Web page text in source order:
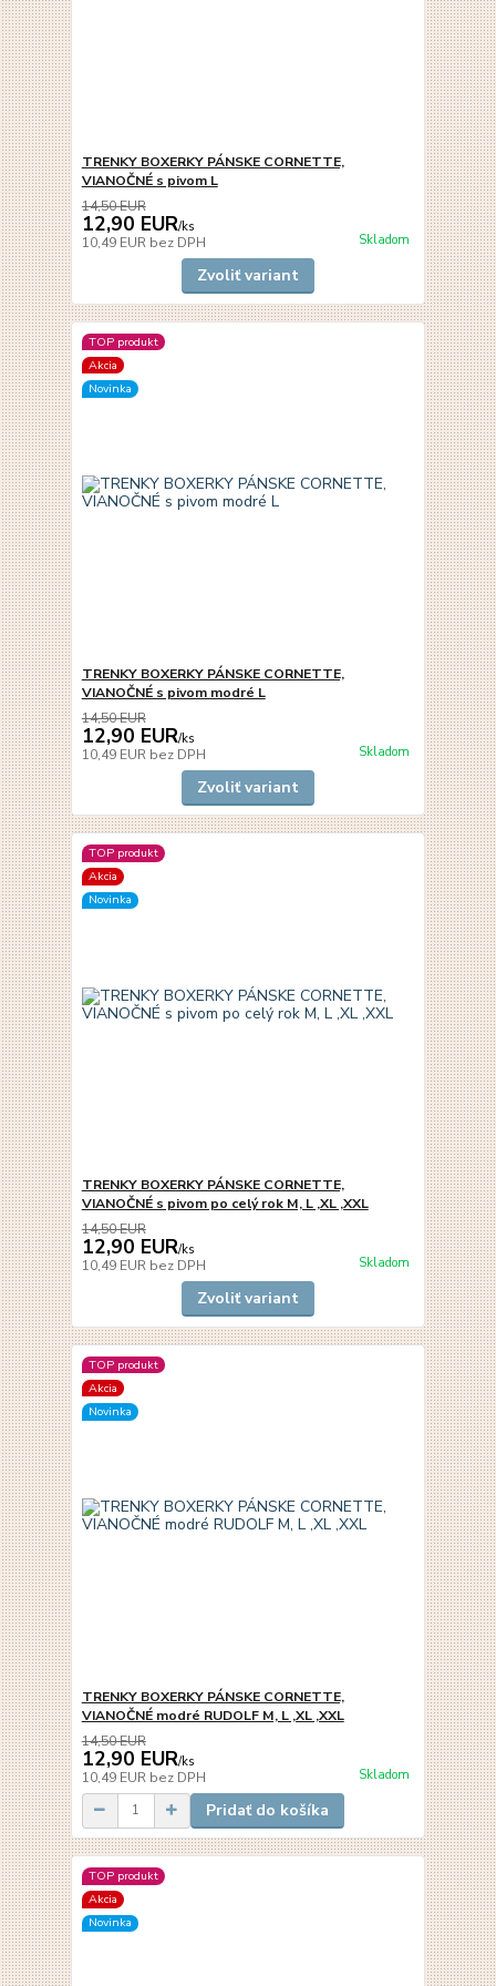
TRENKY BOXERKY PÁNSKE CORNETTE,
VIANOČNÉ s pivom L
14,50 EUR
12,90 EUR/ks
10,49 EUR bez DPH Skladom
Zvoliť variant
TOP produkt
Akcia
Novinka
TRENKY BOXERKY PÁNSKE CORNETTE,
VIANOČNÉ s pivom modré L
14,50 EUR
12,90 EUR/ks
10,49 EUR bez DPH Skladom
Zvoliť variant
TOP produkt
Akcia
Novinka
TRENKY BOXERKY PÁNSKE CORNETTE,
VIANOČNÉ s pivom po celý rok M, L ,XL ,XXL
14,50 EUR
12,90 EUR/ks
10,49 EUR bez DPH Skladom
Zvoliť variant
TOP produkt
Akcia
Novinka
TRENKY BOXERKY PÁNSKE CORNETTE,
VIANOČNÉ modré RUDOLF M, L ,XL ,XXL
14,50 EUR
12,90 EUR/ks
10,49 EUR bez DPH Skladom
Pridať do košíka
TOP produkt
Akcia
Novinka